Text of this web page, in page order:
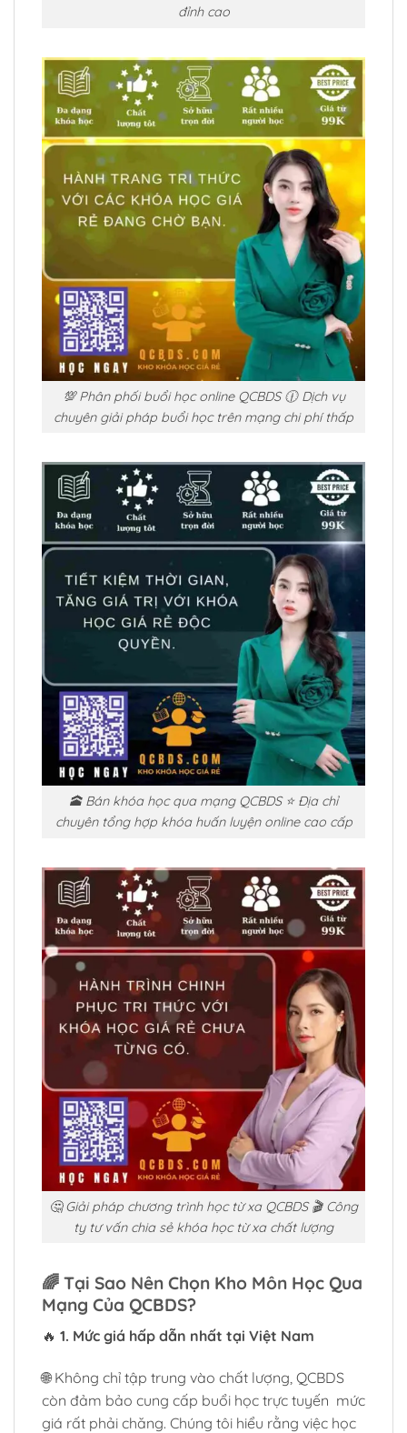
đỉnh cao
💯 Phân phối buổi học online QCBDS 🕧 Dịch vụ
chuyên giải pháp buổi học trên mạng chi phí thấp
🕋 Bán khóa học qua mạng QCBDS ⭐ Địa chỉ
chuyên tổng hợp khóa huấn luyện online cao cấp
🤔 Giải pháp chương trình học từ xa QCBDS 🎬 Công
ty tư vấn chia sẻ khóa học từ xa chất lượng
🌈 Tại Sao Nên Chọn Kho Môn Học Qua
Mạng Của QCBDS?
🔥 1. Mức giá hấp dẫn nhất tại Việt Nam
🌐 Không chỉ tập trung vào chất lượng, QCBDS
còn đảm bảo cung cấp buổi học trực tuyến mức
giá rất phải chăng. Chúng tôi hiểu rằng việc học